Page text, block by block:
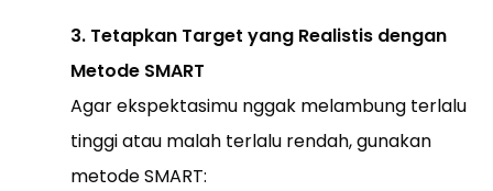
3. Tetapkan Target yang Realistis dengan
Metode SMART
Agar ekspektasimu nggak melambung terlalu
tinggi atau malah terlalu rendah, gunakan
metode SMART: